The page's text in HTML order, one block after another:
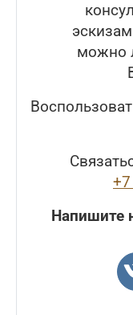
можно
Напишите